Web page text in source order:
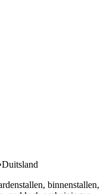
Duitsland
binnenstallen,